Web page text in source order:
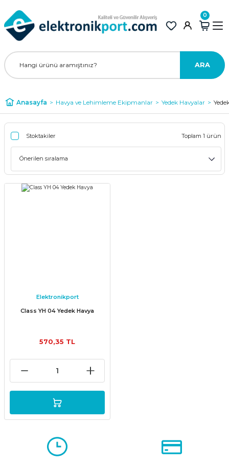
ARA
0
Anasayfa Havya ve Lehimleme Ekipmanlar Yedek Havyalar
Stoktakiler Toplam 1 ürün
Elektronikport
Class YH 04 Yedek Havya
570,35 TL